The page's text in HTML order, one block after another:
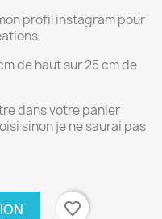
profil instagram pour
de haut sur 25 cm de
dans votre panier
sinon je ne saurai pas
favorite_border